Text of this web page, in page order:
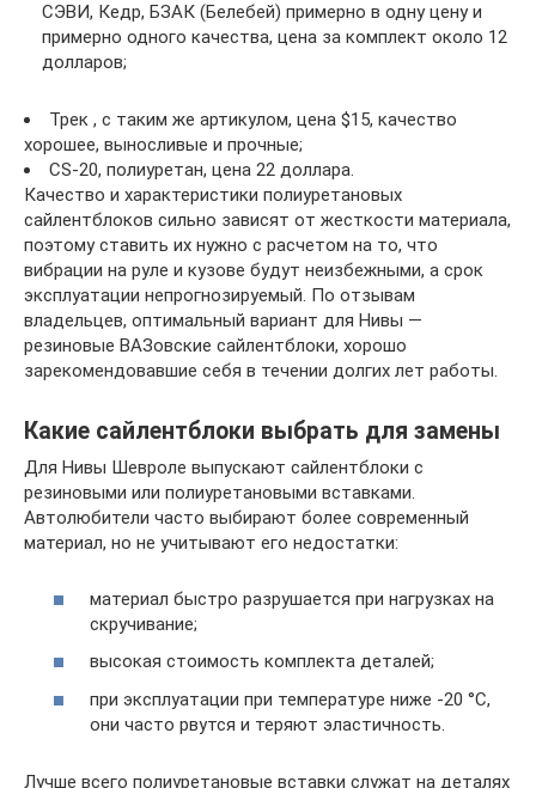
СЭВИ, Кедр, БЗАК (Белебей) примерно в одну цену и
примерно одного качества, цена за комплект около 12
долларов;
Трек , с таким же артикулом, цена $15, качество
хорошее, выносливые и прочные;
CS-20, полиуретан, цена 22 доллара.
Качество и характеристики полиуретановых
сайлентблоков сильно зависят от жесткости материала,
поэтому ставить их нужно с расчетом на то, что
вибрации на руле и кузове будут неизбежными, а срок
эксплуатации непрогнозируемый. По отзывам
владельцев, оптимальный вариант для Нивы —
резиновые ВАЗовские сайлентблоки, хорошо
зарекомендовавшие себя в течении долгих лет работы.
Какие сайлентблоки выбрать для замены
Для Нивы Шевроле выпускают сайлентблоки с
резиновыми или полиуретановыми вставками.
Автолюбители часто выбирают более современный
материал, но не учитывают его недостатки:
материал быстро разрушается при нагрузках на
скручивание;
высокая стоимость комплекта деталей;
при эксплуатации при температуре ниже -20 °С,
они часто рвутся и теряют эластичность.
Лучше всего полиуретановые вставки служат на деталях